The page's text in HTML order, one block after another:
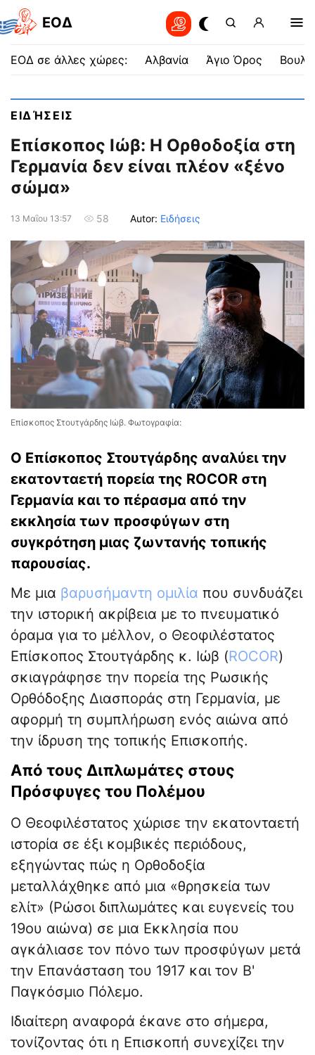
EOΔ
ΕΟΔ σε άλλες χώρες: Αλβανία Άγιο Όρος
ΕΙΔΉΣΕΙΣ
Επίσκοπος Ιώβ: Η Ορθοδοξία στη
Γερμανία δεν είναι πλέον «ξένο
σώμα»
13 Μαΐου 13:57 58 Autor: Ειδήσεις
Επίσκοπος Στουτγάρδης Ιώβ. Φωτογραφία:
Ο Επίσκοπος Στουτγάρδης αναλύει την
εκατονταετή πορεία της ROCOR στη
Γερμανία και το πέρασμα από την
εκκλησία των προσφύγων στη
συγκρότηση μιας ζωντανής τοπικής
παρουσίας.
Με μια βαρυσήμαντη ομιλία που συνδυάζει
την ιστορική ακρίβεια με το πνευματικό
όραμα για το μέλλον, ο Θεοφιλέστατος
Επίσκοπος Στουτγάρδης κ. Ιώβ (ROCOR)
σκιαγράφησε την πορεία της Ρωσικής
Ορθόδοξης Διασποράς στη Γερμανία, με
αφορμή τη συμπλήρωση ενός αιώνα από
την ίδρυση της τοπικής Επισκοπής.
Από τους Διπλωμάτες στους
Πρόσφυγες του Πολέμου
Ο Θεοφιλέστατος χώρισε την εκατονταετή
ιστορία σε έξι κομβικές περιόδους,
εξηγώντας πώς η Ορθοδοξία
μεταλλάχθηκε από μια «θρησκεία των
ελίτ» (Ρώσοι διπλωμάτες και ευγενείς του
19ου αιώνα) σε μια Εκκλησία που
αγκάλιασε τον πόνο των προσφύγων μετά
την Επανάσταση του 1917 και τον Β'
Παγκόσμιο Πόλεμο.
Ιδιαίτερη αναφορά έκανε στο σήμερα,
τονίζοντας ότι η Επισκοπή συνεχίζει την